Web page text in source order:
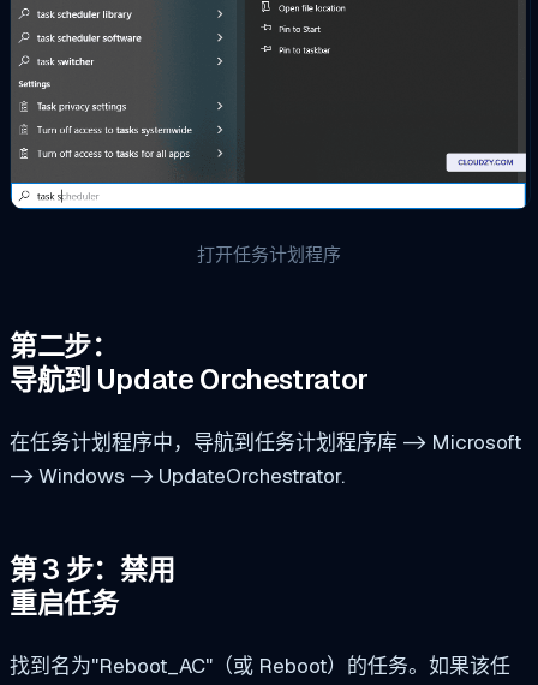
打开任务计划程序
第二步：
导航到 Update Orchestrator
在任务计划程序中，导航到任务计划程序库 -> Microsoft
-> Windows -> UpdateOrchestrator.
第 3 步：禁用
重启任务
找到名为"Reboot_AC"（或 Reboot）的任务。如果该任